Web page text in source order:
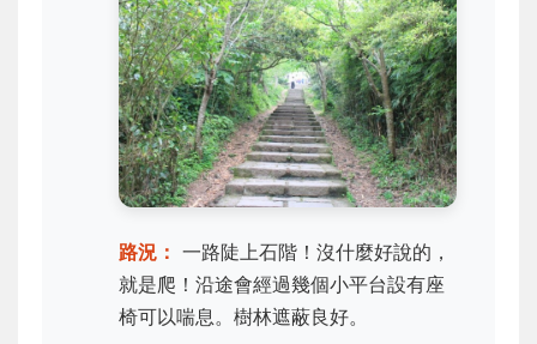
路況： 一路陡上石階！沒什麼好說的，
就是爬！沿途會經過幾個小平台設有座
椅可以喘息。樹林遮蔽良好。